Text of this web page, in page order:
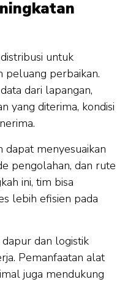
untuk
peluang perbaikan.
dari lapangan,
yang diterima, kondisi
dapat menyesuaikan
pengolahan, dan rute
ini, tim bisa
lebih efisien pada
dan logistik
Pemanfaatan alat
juga mendukung